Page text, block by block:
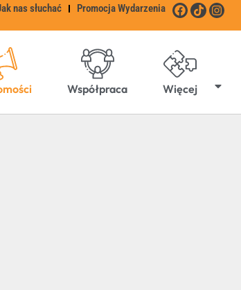
nas słuchać Promocja Wydarzenia
Współpraca Więcej